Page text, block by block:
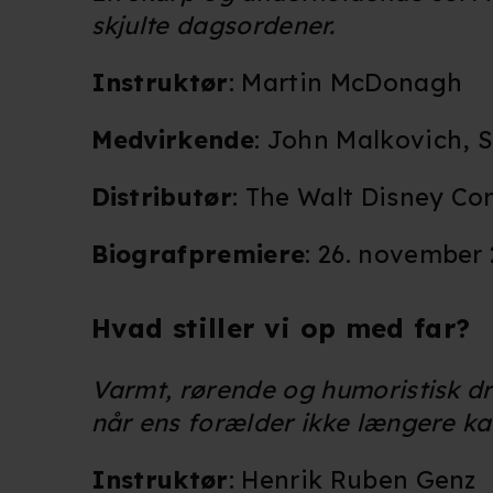
hele websitet.
Vi bruger egne cookies og
læse mere om vores brug af
skjulte dagsordener.
Instruktør: Martin McDonagh
Medvirkende: John Malkovich,
Distributør: The Walt Disney
Biografpremiere: 26. november
Hvad stiller vi op med far?
Varmt, rørende og humoristisk
når ens forælder ikke længere
Instruktør: Henrik Ruben Genz